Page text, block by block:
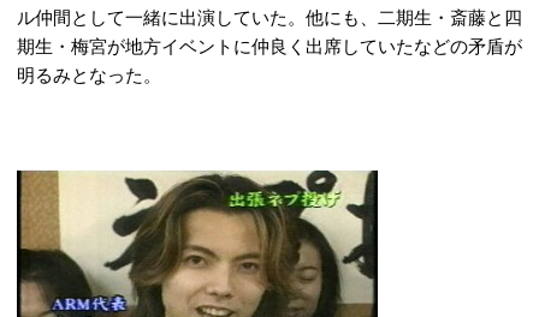
ル仲間として一緒に出演していた。他にも、二期生・斎藤と四
期生・梅宮が地方イベントに仲良く出席していたなどの矛盾が
明るみとなった。